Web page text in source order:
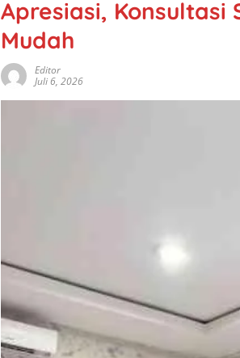
Apresiasi, Konsultasi
Mudah
Editor
Juli 6, 2026